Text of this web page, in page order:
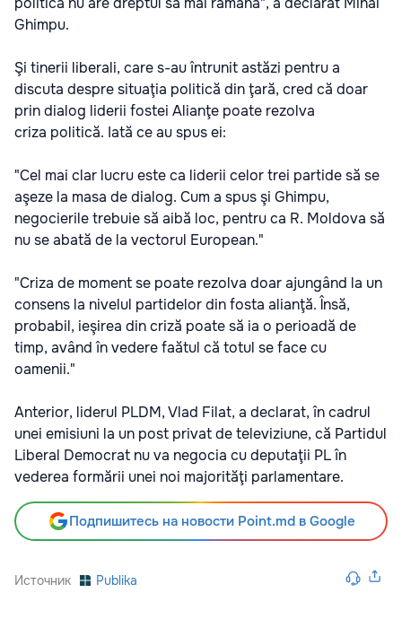
Ghimpu.
Şi tinerii liberali, care s-au întrunit astăzi pentru a
discuta despre situaţia politică din ţară, cred că doar
prin dialog liderii fostei Alianţe poate rezolva
criza politică. Iată ce au spus ei:
"Cel mai clar lucru este ca liderii celor trei partide să se
aşeze la masa de dialog. Cum a spus şi Ghimpu,
negocierile trebuie să aibă loc, pentru ca R. Moldova să
nu se abată de la vectorul European."
"Criza de moment se poate rezolva doar ajungând la un
consens la nivelul partidelor din fosta alianţă. Însă,
probabil, ieşirea din criză poate să ia o perioadă de
timp, având în vedere faătul că totul se face cu
oamenii."
Anterior, liderul PLDM, Vlad Filat, a declarat, în cadrul
unei emisiuni la un post privat de televiziune, că Partidul
Liberal Democrat nu va negocia cu deputaţii PL în
vederea formării unei noi majorităţi parlamentare.
Подпишитесь на новости Point.md в Google
Источник Publika